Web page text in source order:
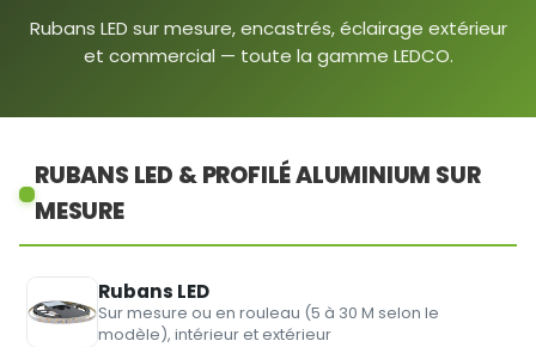
Rubans LED sur mesure, encastrés, éclairage extérieur
et commercial — toute la gamme LEDCO.
RUBANS LED & PROFILÉ ALUMINIUM SUR
MESURE
Rubans LED
Sur mesure ou en rouleau (5 à 30 M selon le
modèle), intérieur et extérieur